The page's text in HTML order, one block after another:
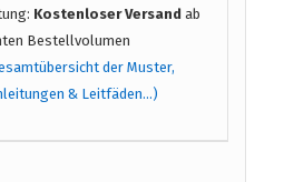
Kostenloser Versand ab
Bestellvolumen
der Muster,
& Leitfäden…)